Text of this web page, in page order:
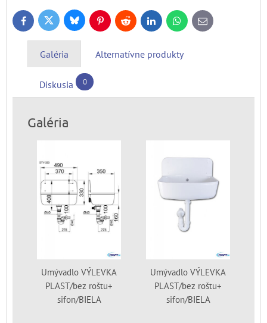
FacebookTwitter BlueskyPinterestReddit LinkedInWhatsApp
E-
mail
Galéria Alternatívne produkty
Diskusia 0
Galéria
Umývadlo VÝLEVKA
PLAST/bez roštu+
sifon/BIELA
Umývadlo VÝLEVKA
PLAST/bez roštu+
sifon/BIELA